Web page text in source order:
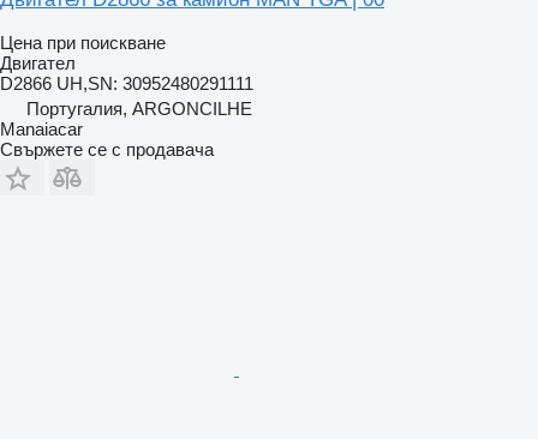
Цена при поискване
Двигател
D2866 UH,SN: 30952480291111
Португалия, ARGONCILHE
Manaiacar
Свържете се с продавача